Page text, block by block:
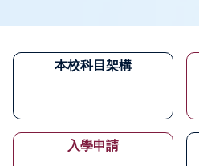
本校科目架構
入學申請